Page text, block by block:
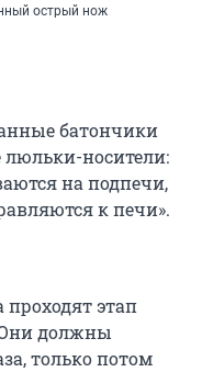
острый нож
батончики
носители:
на подпечи,
к печи».
этап
должны
только потом